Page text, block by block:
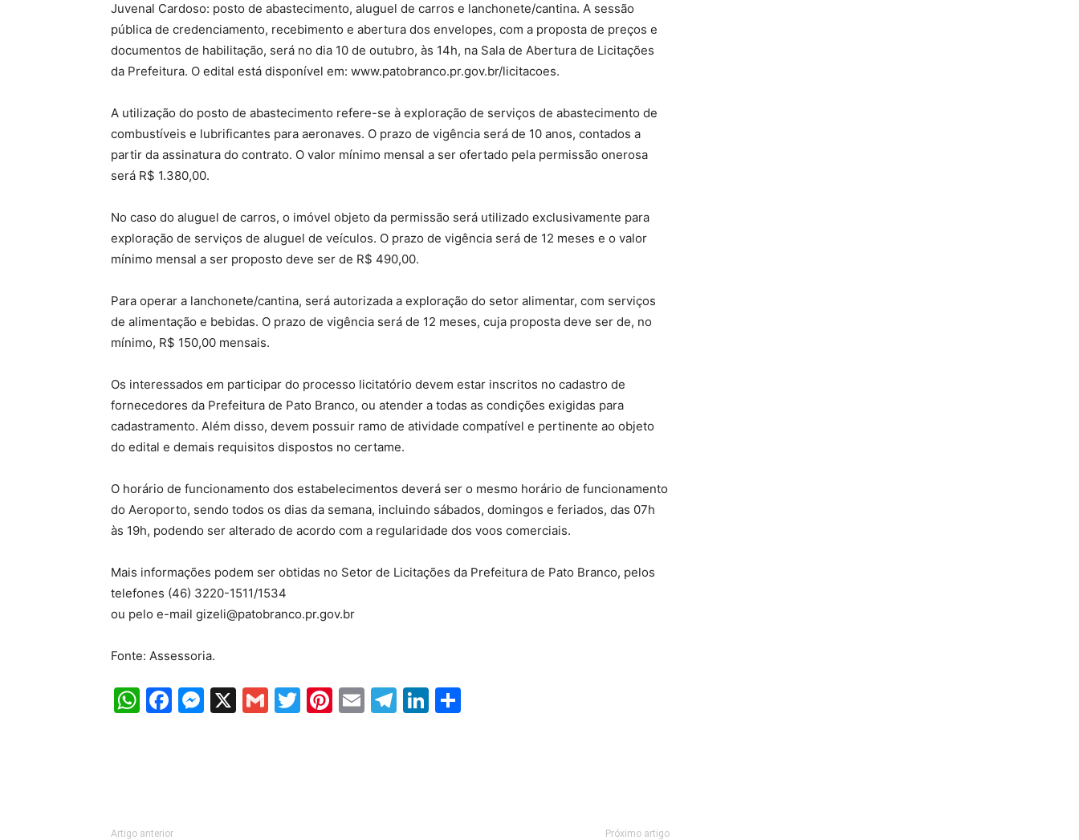
Juvenal Cardoso: posto de abastecimento, aluguel de carros e lanchonete/cantina. A sessão
pública de credenciamento, recebimento e abertura dos envelopes, com a proposta de preços e
documentos de habilitação, será no dia 10 de outubro, às 14h, na Sala de Abertura de Licitações
da Prefeitura. O edital está disponível em: www.patobranco.pr.gov.br/licitacoes.
A utilização do posto de abastecimento refere-se à exploração de serviços de abastecimento de
combustíveis e lubrificantes para aeronaves. O prazo de vigência será de 10 anos, contados a
partir da assinatura do contrato. O valor mínimo mensal a ser ofertado pela permissão onerosa
será R$ 1.380,00.
No caso do aluguel de carros, o imóvel objeto da permissão será utilizado exclusivamente para
exploração de serviços de aluguel de veículos. O prazo de vigência será de 12 meses e o valor
mínimo mensal a ser proposto deve ser de R$ 490,00.
Para operar a lanchonete/cantina, será autorizada a exploração do setor alimentar, com serviços
de alimentação e bebidas. O prazo de vigência será de 12 meses, cuja proposta deve ser de, no
mínimo, R$ 150,00 mensais.
Os interessados em participar do processo licitatório devem estar inscritos no cadastro de
fornecedores da Prefeitura de Pato Branco, ou atender a todas as condições exigidas para
cadastramento. Além disso, devem possuir ramo de atividade compatível e pertinente ao objeto
do edital e demais requisitos dispostos no certame.
O horário de funcionamento dos estabelecimentos deverá ser o mesmo horário de funcionamento
do Aeroporto, sendo todos os dias da semana, incluindo sábados, domingos e feriados, das 07h
às 19h, podendo ser alterado de acordo com a regularidade dos voos comerciais.
Mais informações podem ser obtidas no Setor de Licitações da Prefeitura de Pato Branco, pelos
telefones (46) 3220-1511/1534
ou pelo e-mail gizeli@patobranco.pr.gov.br
Fonte: Assessoria.
WhatsApp
Facebook
Messenger
X GmailTwitter
Pinterest
EmailTelegram
LinkedIn
Artigo anterior Próximo artigo